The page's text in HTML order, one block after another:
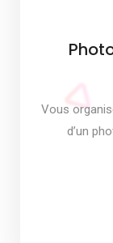
Vous
d’un